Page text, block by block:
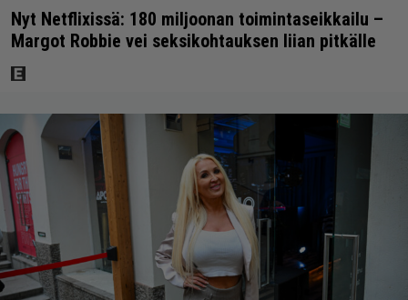
Nyt Netflixissä: 180 miljoonan toimintaseikkailu –
Margot Robbie vei seksikohtauksen liian pitkälle